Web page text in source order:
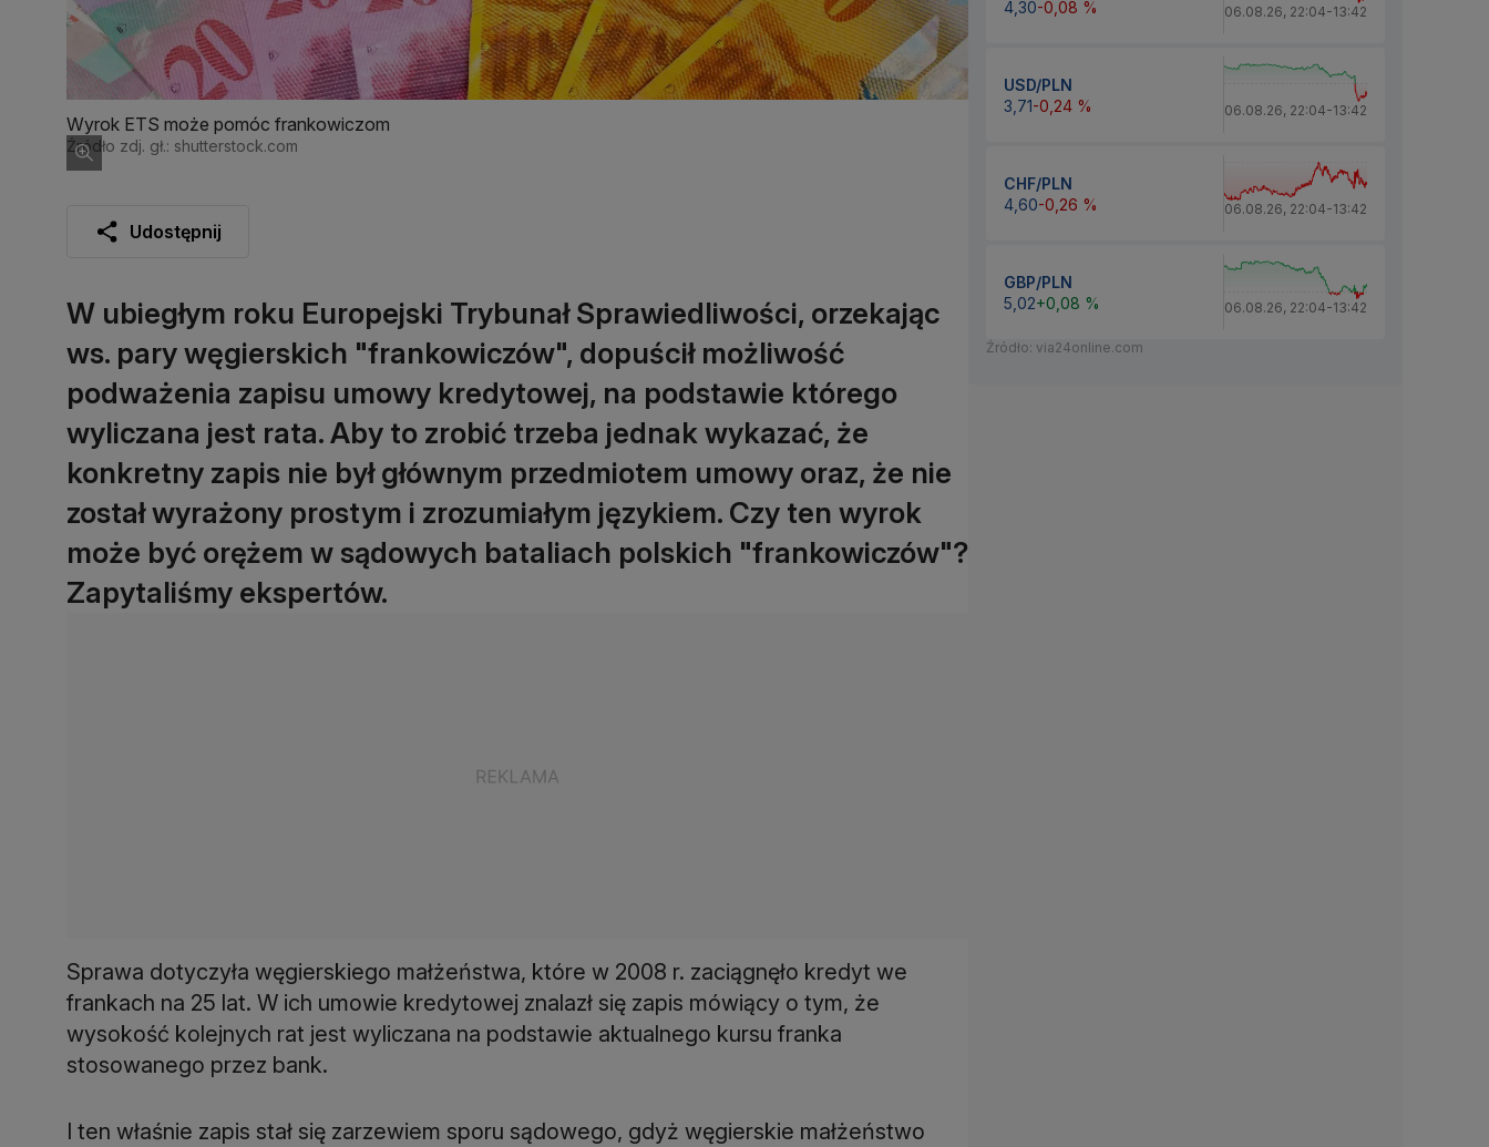
Wyrok ETS może pomóc frankowiczom
Źródło zdj. gł.: shutterstock.com
Udostępnij
W ubiegłym roku Europejski Trybunał Sprawiedliwości, orzekając
ws. pary węgierskich "frankowiczów", dopuścił możliwość
podważenia zapisu umowy kredytowej, na podstawie którego
wyliczana jest rata. Aby to zrobić trzeba jednak wykazać, że
konkretny zapis nie był głównym przedmiotem umowy oraz, że nie
został wyrażony prostym i zrozumiałym językiem. Czy ten wyrok
może być orężem w sądowych bataliach polskich "frankowiczów"?
Zapytaliśmy ekspertów.
Sprawa dotyczyła węgierskiego małżeństwa, które w 2008 r. zaciągnęło kredyt we
frankach na 25 lat. W ich umowie kredytowej znalazł się zapis mówiący o tym, że
wysokość kolejnych rat jest wyliczana na podstawie aktualnego kursu franka
stosowanego przez bank.
I ten właśnie zapis stał się zarzewiem sporu sądowego, gdyż węgierskie małżeństwo
4,30-0,08 % 06.08.26, 22:04-13:42
USD/PLN
3,71-0,24 % 06.08.26, 22:04-13:42
CHF/PLN
4,60-0,26 % 06.08.26, 22:04-13:42
GBP/PLN
5,02+0,08 % 06.08.26, 22:04-13:42
Źródło: via24online.com